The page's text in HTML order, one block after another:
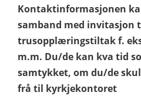
Kontaktinformasjonen
samband med invitasjon
trusopplæringstiltak f.
m.m. Du/de kan kva tid
samtykket, om du/de
frå til kyrkjekontoret